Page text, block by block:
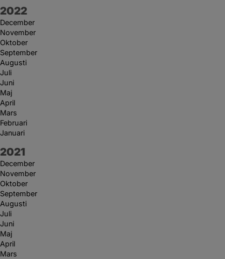
År:
2022
December
November
Oktober
September
Augusti
Juli
Juni
Maj
April
Mars
Februari
Januari
År:
2021
December
November
Oktober
September
Augusti
Juli
Juni
Maj
April
Mars